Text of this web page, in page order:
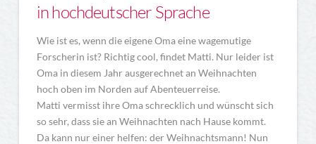
in hochdeutscher Sprache
Wie ist es, wenn die eigene Oma eine wagemutige
Forscherin ist? Richtig cool, findet Matti. Nur leider ist
Oma in diesem Jahr ausgerechnet an Weihnachten
hoch oben im Norden auf Abenteuerreise.
Matti vermisst ihre Oma schrecklich und wünscht sich
so sehr, dass sie an Weihnachten nach Hause kommt.
Da kann nur einer helfen: der Weihnachtsmann! Nun